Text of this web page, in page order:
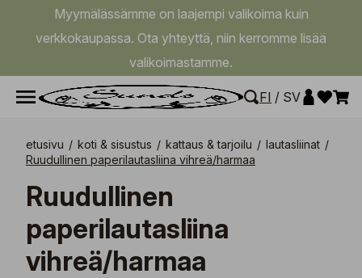
Myymälässämme on laajempi valikoima kuin
verkkokaupassa. Ota yhteyttä, niin kerromme lisää
valikoimastamme.
FI / SV
etusivu / koti & sisustus / kattaus & tarjoilu / lautasliinat /
Ruudullinen paperilautasliina vihreä/harmaa
Ruudullinen
paperilautasliina
vihreä/harmaa